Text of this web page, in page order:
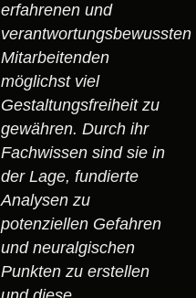
erfahrenen und
verantwortungsbewussten
Mitarbeitenden
möglichst viel
Gestaltungsfreiheit zu
gewähren. Durch ihr
Fachwissen sind sie in
der Lage, fundierte
Analysen zu
potenziellen Gefahren
und neuralgischen
Punkten zu erstellen